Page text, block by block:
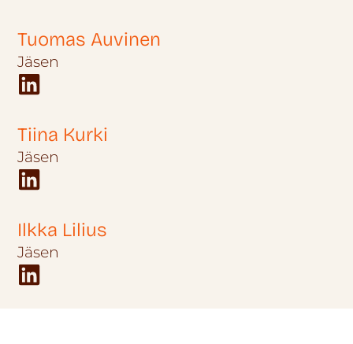
Tuomas Auvinen
Jäsen
Tiina Kurki
Jäsen
Ilkka Lilius
Jäsen